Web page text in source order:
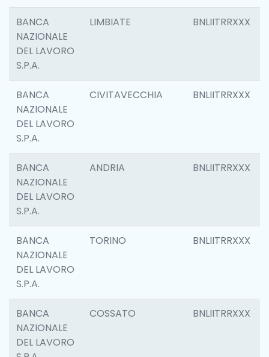
BANCA
NAZIONALE
DEL LAVORO
S.P.A.
LIMBIATE BNLIITRRXXX
BANCA
NAZIONALE
DEL LAVORO
S.P.A.
CIVITAVECCHIA BNLIITRRXXX
BANCA
NAZIONALE
DEL LAVORO
S.P.A.
ANDRIA BNLIITRRXXX
BANCA
NAZIONALE
DEL LAVORO
S.P.A.
TORINO BNLIITRRXXX
BANCA
NAZIONALE
DEL LAVORO
COSSATO BNLIITRRXXX